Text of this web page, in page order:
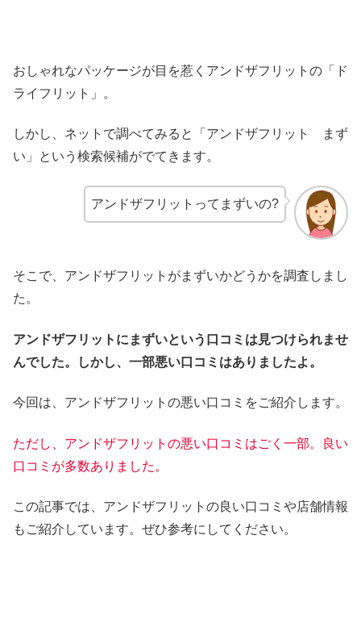
おしゃれなパッケージが目を惹くアンドザフリットの「ド
ライフリット」。
しかし、ネットで調べてみると「アンドザフリット まず
い」という検索候補がでてきます。
アンドザフリットってまずいの?
そこで、アンドザフリットがまずいかどうかを調査しまし
た。
アンドザフリットにまずいという口コミは見つけられませ
んでした。しかし、一部悪い口コミはありましたよ。
今回は、アンドザフリットの悪い口コミをご紹介します。
ただし、アンドザフリットの悪い口コミはごく一部。良い
口コミが多数ありました。
この記事では、アンドザフリットの良い口コミや店舗情報
もご紹介しています。ぜひ参考にしてください。